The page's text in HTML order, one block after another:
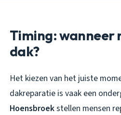
Timing: wanneer
dak?
Het kiezen van het juiste
dakreparatie is vaak een
Hoensbroekstellen mensen